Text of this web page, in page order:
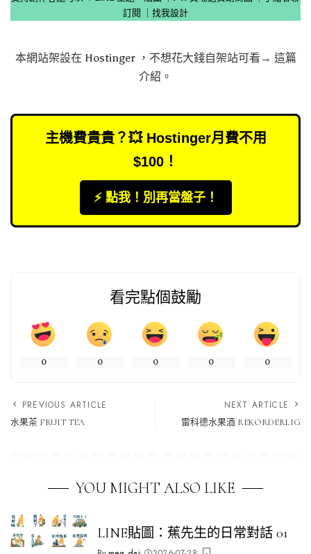
訂閱
找我設計
本網站架設在 Hostinger，不想花大錢自架站可看→ 這篇
介紹 。
主機費貴貴？💥 Hostinger月費不用
$100！
⚡️ 點我！別再當盤子！
看完點個鼓勵
0 0 0 0 0
PREVIOUS ARTICLE
水果茶 FRUIT TEA
NEXT ARTICLE
雷科德水果酒 REKORDERLIG
YOU MIGHT ALSO LIKE
LINE貼圖：蕉先生的日常對話 01